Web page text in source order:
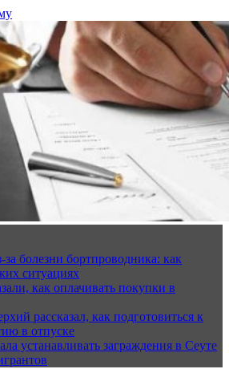
за болезни бортпроводника: как
ситуациях
как оплачивать покупки в
рассказал, как подготовиться к
в отпуске
устанавливать заграждения в Сеуте